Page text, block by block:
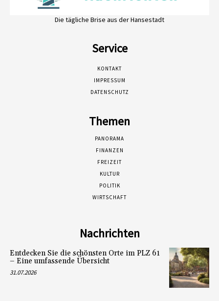
Die tägliche Brise aus der Hansestadt
Service
KONTAKT
IMPRESSUM
DATENSCHUTZ
Themen
PANORAMA
FINANZEN
FREIZEIT
KULTUR
POLITIK
WIRTSCHAFT
Nachrichten
Entdecken Sie die schönsten Orte im PLZ 61
– Eine umfassende Übersicht
31.07.2026